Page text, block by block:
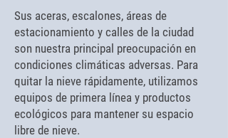
Sus aceras, escalones, áreas de
estacionamiento y calles de la ciudad
son nuestra principal preocupación en
condiciones climáticas adversas. Para
quitar la nieve rápidamente, utilizamos
equipos de primera línea y productos
ecológicos para mantener su espacio
libre de nieve.